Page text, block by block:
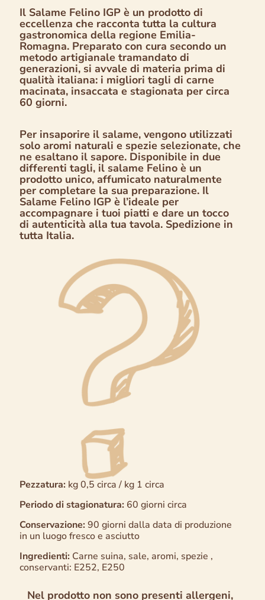
Il Salame Felino IGP è un prodotto di
eccellenza che racconta tutta la cultura
gastronomica della regione Emilia-
Romagna. Preparato con cura secondo un
metodo artigianale tramandato di
generazioni, si avvale di materia prima di
qualità italiana: i migliori tagli di carne
macinata, insaccata e stagionata per circa
60 giorni.
Per insaporire il salame, vengono utilizzati
solo aromi naturali e spezie selezionate, che
ne esaltano il sapore. Disponibile in due
differenti tagli, il salame Felino è un
prodotto unico, affumicato naturalmente
per completare la sua preparazione. Il
Salame Felino IGP è l’ideale per
accompagnare i tuoi piatti e dare un tocco
di autenticità alla tua tavola. Spedizione in
tutta Italia.
Pezzatura: kg 0,5 circa / kg 1 circa
Periodo di stagionatura: 60 giorni circa
Conservazione: 90 giorni dalla data di produzione
in un luogo fresco e asciutto
Ingredienti: Carne suina, sale, aromi, spezie ,
conservanti: E252, E250
Nel prodotto non sono presenti allergeni,